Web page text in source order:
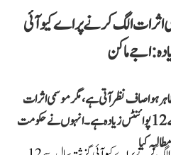
اثرات الگ کرنے پر اے کیو آئی
ہوا صاف نظر آتی ہے، مگر موسمی اثرات
الگ کرنے پر اے کیو آئی گزشتہ سال سے 12 پوائنٹس زیادہ ہے۔ انہوں نے حکومت
کیا